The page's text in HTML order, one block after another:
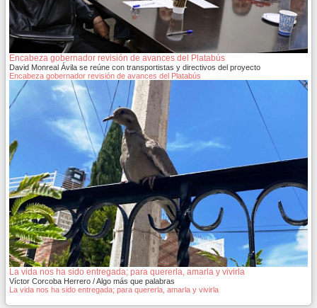
Encabeza gobernador revisión de avances del Platabús
David Monreal Ávila se reúne con transportistas y directivos del proyecto
Encabeza gobernador revisión de avances del Platabús
La vida nos ha sido entregada; para quererla, amarla y vivirla
Víctor Corcoba Herrero / Algo más que palabras
La vida nos ha sido entregada; para quererla, amarla y vivirla